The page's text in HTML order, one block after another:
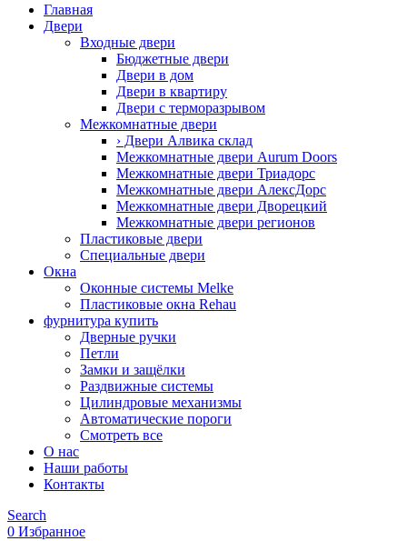
Главная
Двери
Входные двери
Бюджетные двери
Двери в дом
Двери в квартиру
Двери с терморазрывом
Межкомнатные двери
› Двери Алвика склад
Межкомнатные двери Aurum Doors
Межкомнатные двери Триадорс
Межкомнатные двери АлексДорс
Межкомнатные двери Дворецкий
Межкомнатные двери регионов
Пластиковые двери
Специальные двери
Окна
Оконные системы Melke
Пластиковые окна Rehau
фурнитура купить
Дверные ручки
Петли
Замки и защёлки
Раздвижные системы
Цилиндровые механизмы
Автоматические пороги
Смотреть все
О нас
Наши работы
Контакты
Search
0 Избранное